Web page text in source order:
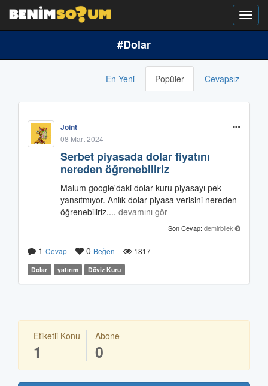
#Dolar
En Yeni Popüler Cevapsız
Joint
08 Mart 2024
Serbet piyasada dolar fiyatını
nereden öğrenebiliriz
Malum google'daki dolar kuru piyasayı pek
yansıtmıyor. Anlık dolar piyasa verisini nereden
öğrenebiliriz.... devamını gör
Son Cevap: demirbilek
1 Cevap 0 Beğen 1817
Dolar yatırım Döviz Kuru
Etiketli Konu
1
Abone
0